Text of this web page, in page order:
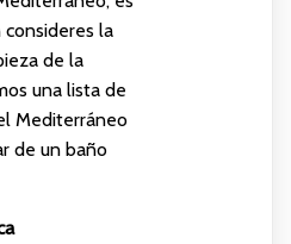
la
de la
una lista de
Mediterráneo
de un baño